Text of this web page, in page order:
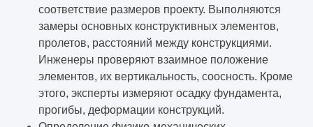
соответствие размеров проекту. Выполняются
замеры основных конструктивных элементов,
пролетов, расстояний между конструкциями.
Инженеры проверяют взаимное положение
элементов, их вертикальность, соосность. Кроме
этого, эксперты измеряют осадку фундамента,
прогибы, деформации конструкций.